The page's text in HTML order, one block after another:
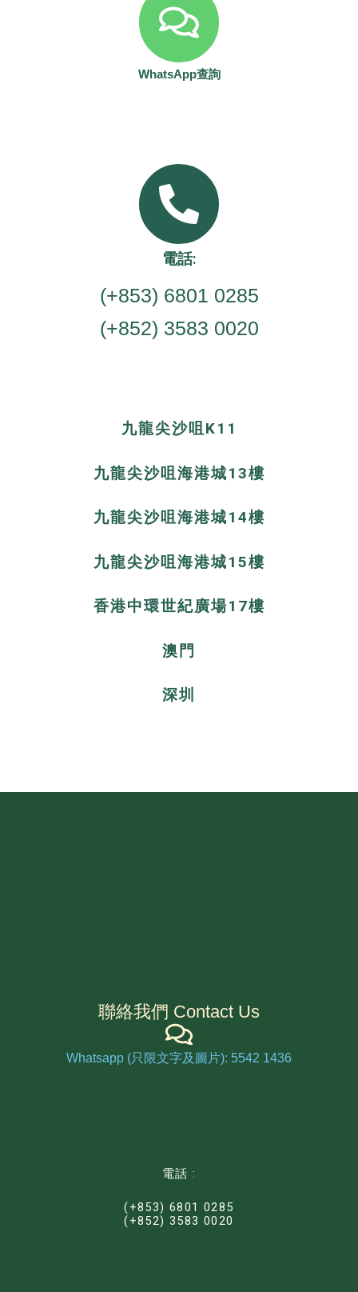
WhatsApp查詢
電話:
(+853) 6801 0285
(+852) 3583 0020
九龍尖沙咀K11
九龍尖沙咀海港城13樓
九龍尖沙咀海港城14樓
九龍尖沙咀海港城15樓
香港中環世紀廣場17樓
澳門
深圳
聯絡我們 Contact Us
Whatsapp (只限文字及圖片): 5542 1436
電話 :
(+853) 6801 0285
(+852) 3583 0020